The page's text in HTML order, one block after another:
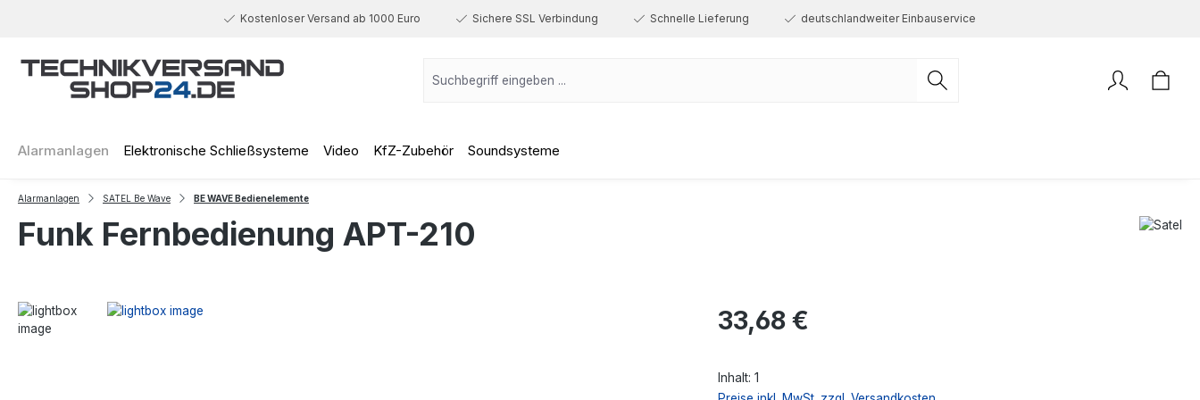
Kostenloser Versand ab 1000 Euro Sichere SSL Verbindung Schnelle Lieferung deutschlandweiter Einbauservice
Alarmanlagen Elektronische Schließsysteme Video KfZ-Zubehör Soundsysteme
Alarmanlagen SATEL Be Wave BE WAVE Bedienelemente
Funk Fernbedienung APT-210
Regulärer Preis:
33,68 €
Inhalt: 1